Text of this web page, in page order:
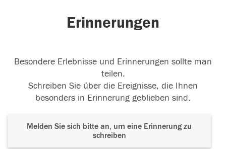
Erinnerungen
Besondere Erlebnisse und Erinnerungen sollte man
teilen.
Schreiben Sie über die Ereignisse, die Ihnen
besonders in Erinnerung geblieben sind.
Melden Sie sich bitte an, um eine Erinnerung zu
schreiben